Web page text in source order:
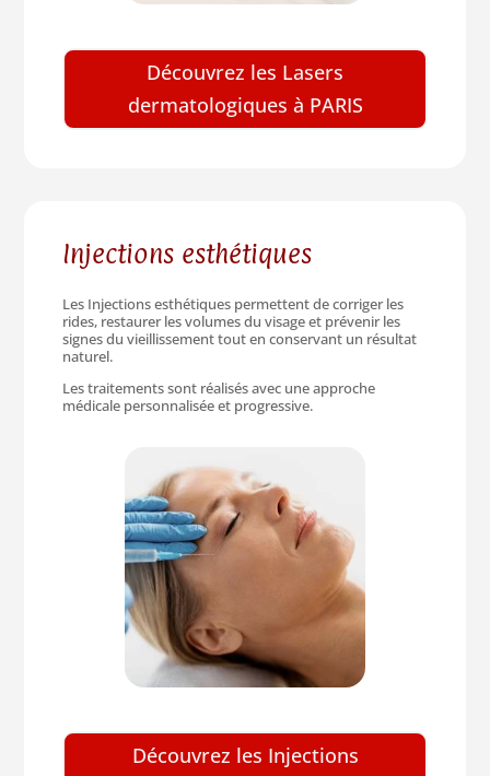
Découvrez les Lasers
dermatologiques à PARIS
Injections esthétiques
Les Injections esthétiques permettent de corriger les
rides, restaurer les volumes du visage et prévenir les
signes du vieillissement tout en conservant un résultat
naturel.
Les traitements sont réalisés avec une approche
médicale personnalisée et progressive.
Découvrez les Injections